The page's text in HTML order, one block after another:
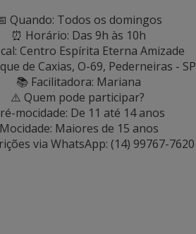
Quando: Todos os domingos
⏰ Horário: Das 9h às 10h
Centro Espírita Eterna Amizade
de Caxias, O-69, Pederneiras - SP
📚 Facilitadora: Mariana
⚠️ Quem pode participar?
mocidade: De 11 até 14 anos
Mocidade: Maiores de 15 anos
via WhatsApp: (14) 99767-7620